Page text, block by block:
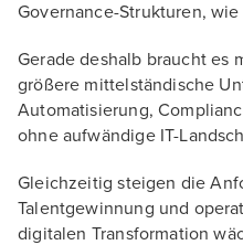
Governance-Strukturen,
Gerade deshalb braucht es
größere mittelständische
Automatisierung,
ohne aufwändige IT-
Gleichzeitig steigen die
Talentgewinnung und
digitalen Transformation